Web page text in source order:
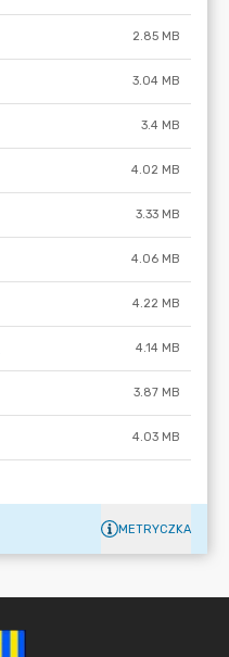
2.85 MB
3.04 MB
3.4 MB
4.02 MB
3.33 MB
4.06 MB
4.22 MB
4.14 MB
3.87 MB
4.03 MB
METRYCZKA